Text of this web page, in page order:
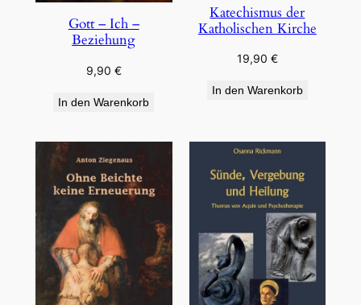
Gott – Ich –
Beziehung
9,90 €
In den Warenkorb
Katechismus der
Katholischen Kirche
19,90 €
In den Warenkorb